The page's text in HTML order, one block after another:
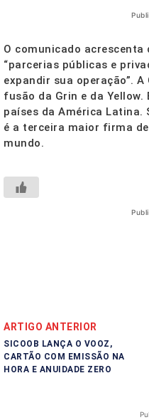
O comunicado acrescenta
“parcerias públicas e
expandir sua operação”.
fusão da Grin e da
países da América Latina.
é a terceira maior firma
mundo.
ARTIGO ANTERIOR
SICOOB LANÇA O VOOZ,
CARTÃO COM EMISSÃO NA
HORA E ANUIDADE ZERO